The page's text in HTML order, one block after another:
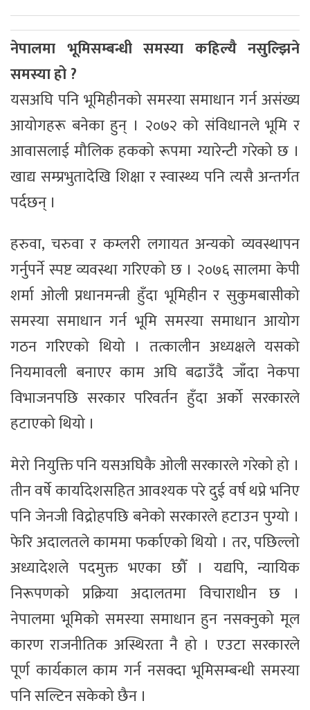
नेपालमा भूमिसम्बन्धी समस्या कहिल्यै नसुल्झिने
समस्या हो ?
यसअघि पनि भूमिहीनको समस्या समाधान गर्न असंख्य
आयोगहरू बनेका हुन् । २०७२ को संविधानले भूमि र
आवासलाई मौलिक हकको रूपमा ग्यारेन्टी गरेको छ ।
खाद्य सम्प्रभुतादेखि शिक्षा र स्वास्थ्य पनि त्यसै अन्तर्गत
पर्दछन् ।
हरुवा, चरुवा र कम्लरी लगायत अन्यको व्यवस्थापन
गर्नुपर्ने स्पष्ट व्यवस्था गरिएको छ । २०७६ सालमा केपी
शर्मा ओली प्रधानमन्त्री हुँदा भूमिहीन र सुकुमबासीको
समस्या समाधान गर्न भूमि समस्या समाधान आयोग
गठन गरिएको थियो । तत्कालीन अध्यक्षले यसको
नियमावली बनाएर काम अघि बढाउँदै जाँदा नेकपा
विभाजनपछि सरकार परिवर्तन हुँदा अर्को सरकारले
हटाएको थियो ।
मेरो नियुक्ति पनि यसअघिकै ओली सरकारले गरेको हो ।
तीन वर्षे कार्यादेशसहित आवश्यक परे दुई वर्ष थप्ने भनिए
पनि जेनजी विद्रोहपछि बनेको सरकारले हटाउन पुग्यो ।
फेरि अदालतले काममा फर्काएको थियो । तर, पछिल्लो
अध्यादेशले पदमुक्त भएका छौँ । यद्यपि, न्यायिक
निरूपणको प्रक्रिया अदालतमा विचाराधीन छ ।
नेपालमा भूमिको समस्या समाधान हुन नसक्नुको मूल
कारण राजनीतिक अस्थिरता नै हो । एउटा सरकारले
पूर्ण कार्यकाल काम गर्न नसक्दा भूमिसम्बन्धी समस्या
पनि सल्टिन सकेको छैन ।